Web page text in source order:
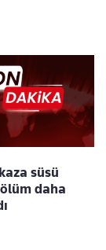
süsü
daha